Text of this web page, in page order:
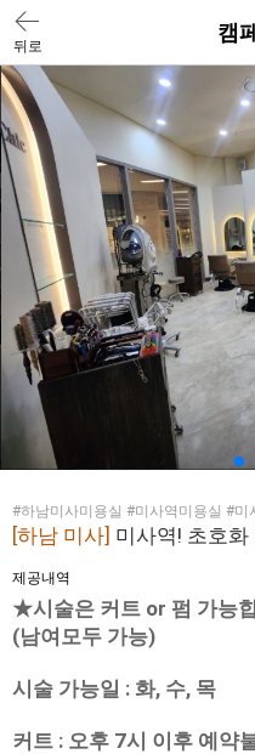
뒤로
캠
#하남미사미용실 #미사역미용실 #미
[하남 미사] 미사역! 초호
제공내역
★시술은 커트 or 펌 가능
(남여모두 가능)
시술 가능일 : 화, 수, 목
커트 : 오후 7시 이후 예약